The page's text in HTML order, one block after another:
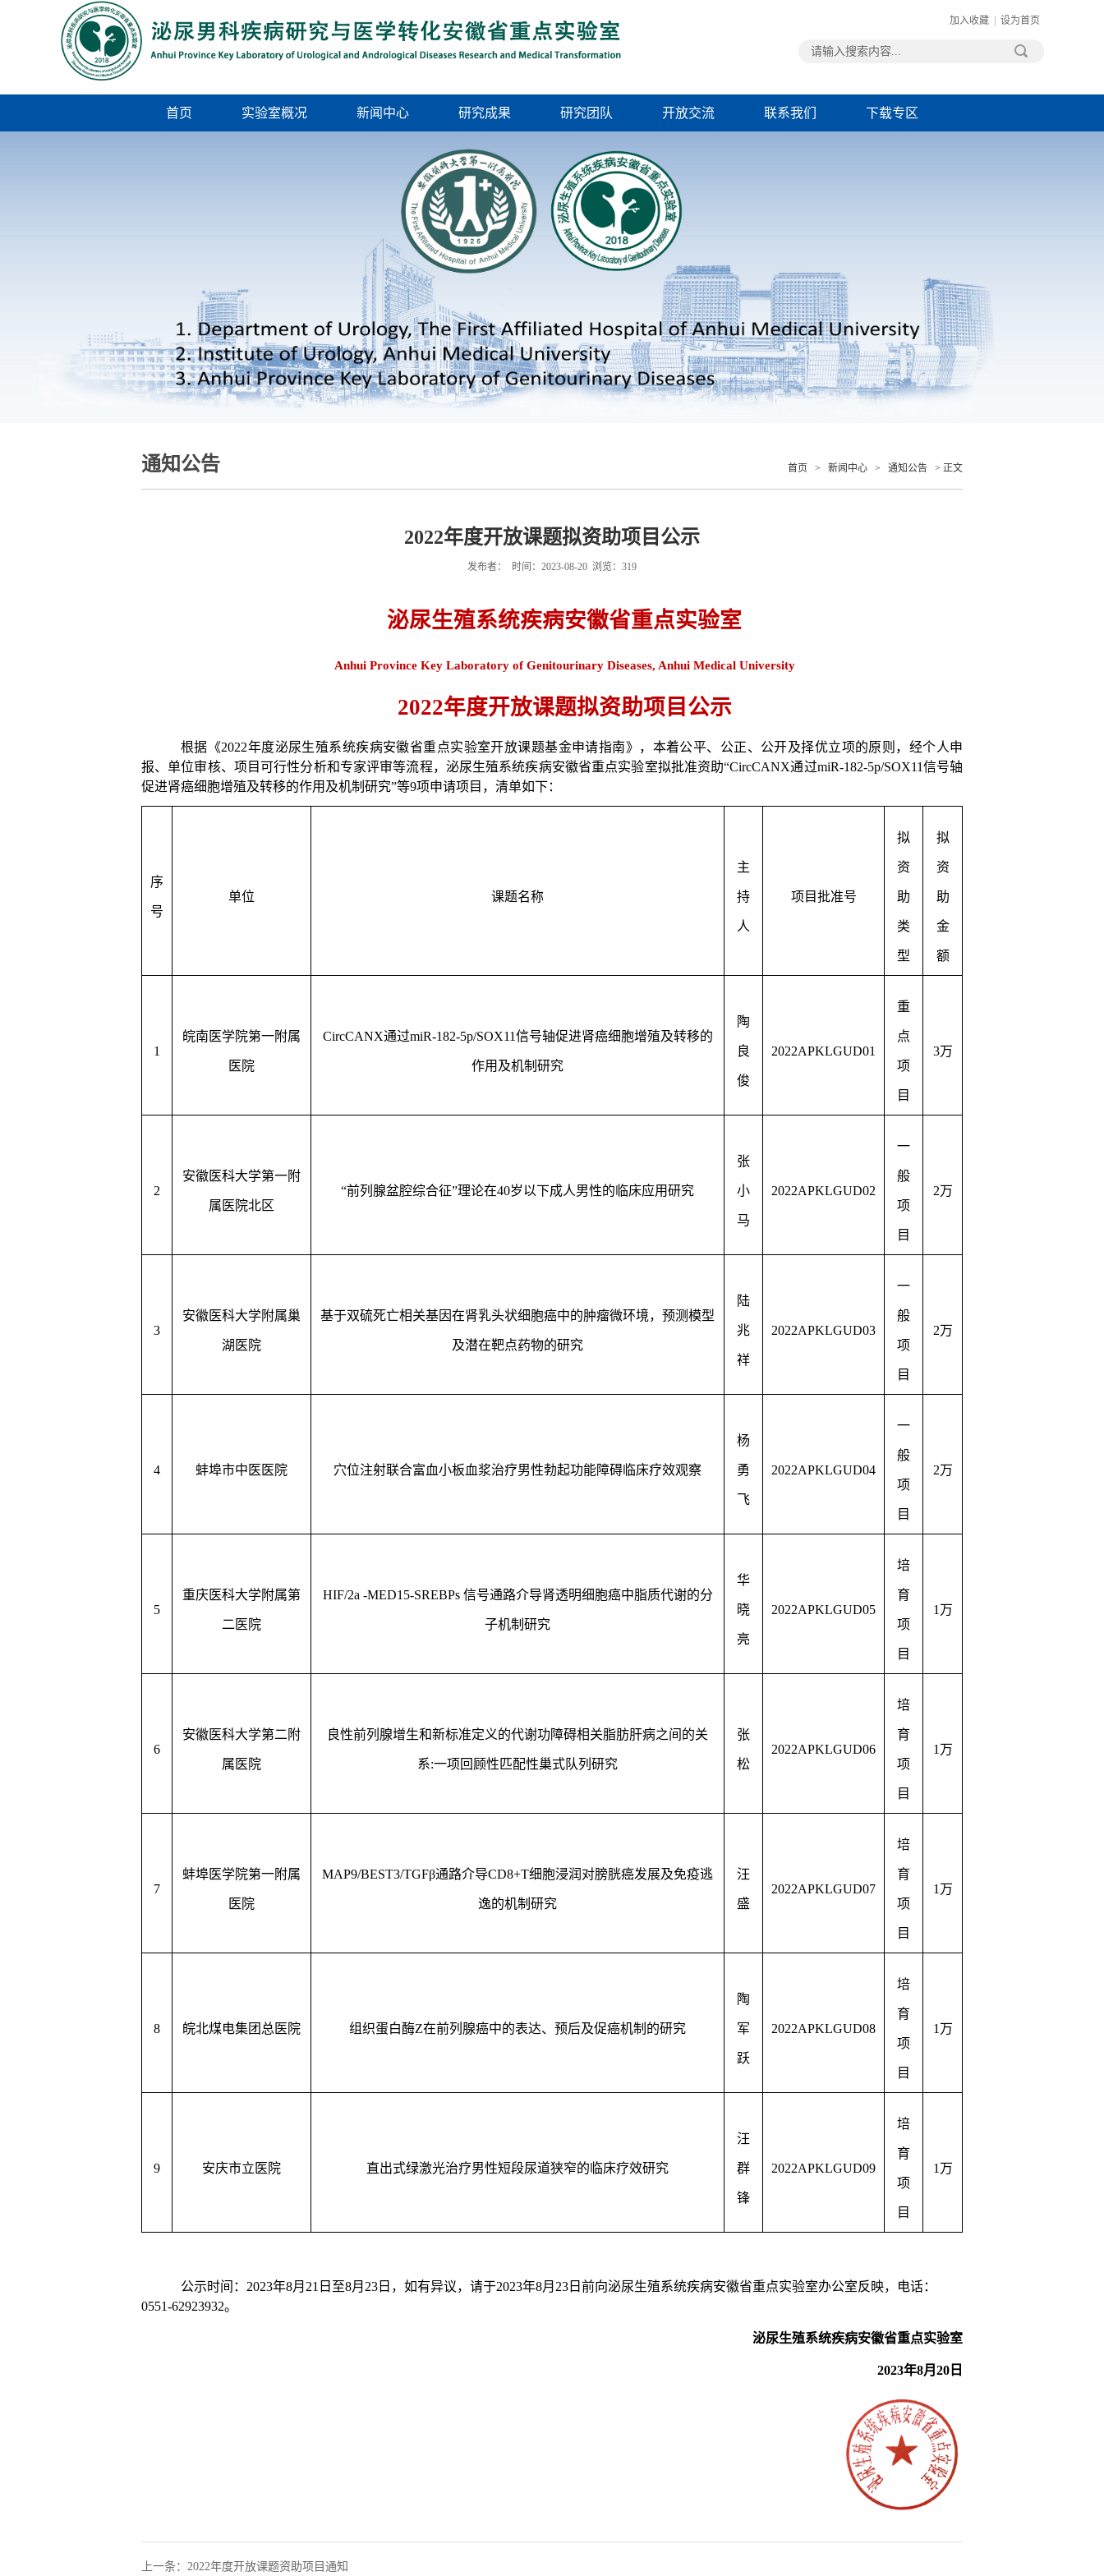
加入收藏 设为首页
首页 实验室概况 新闻中心 研究成果 研究团队 开放交流 联系我们 下载专区
通知公告 首页 > 新闻中心 > 通知公告 > 正文
2022年度开放课题拟资助项目公示
发布者： 时间：2023-08-20 浏览： 319
泌尿生殖系统疾病安徽省重点实验室
Anhui Province Key Laboratory of Genitourinary Diseases, Anhui Medical University
2022年度开放课题拟资助项目公示
根据《2022年度泌尿生殖系统疾病安徽省重点实验室开放课题基金申请指南》，本着公平、公正、公开及择优立项的原则，经个人申
报、单位审核、项目可行性分析和专家评审等流程，泌尿生殖系统疾病安徽省重点实验室拟批准资助“CircCANX通过miR-182-5p/SOX11信号轴
促进肾癌细胞增殖及转移的作用及机制研究”等9项申请项目，清单如下：
序
号
单位 课题名称
主
持
人
项目批准号
拟
资
助
类
型
拟
资
助
金
额
1
皖南医学院第一附属
医院
CircCANX通过miR-182-5p/SOX11信号轴促进肾癌细胞增殖及转移的
作用及机制研究
陶
良
俊
2022APKLGUD01
重
点
项
目
3万
2
安徽医科大学第一附
属医院北区
“前列腺盆腔综合征”理论在40岁以下成人男性的临床应用研究
张
小
马
2022APKLGUD02
一
般
项
目
2万
3
安徽医科大学附属巢
湖医院
基于双硫死亡相关基因在肾乳头状细胞癌中的肿瘤微环境，预测模型
及潜在靶点药物的研究
陆
兆
祥
2022APKLGUD03
一
般
项
目
2万
4 蚌埠市中医医院 穴位注射联合富血小板血浆治疗男性勃起功能障碍临床疗效观察
杨
勇
飞
2022APKLGUD04
一
般
项
目
2万
5
重庆医科大学附属第
二医院
HIF/2a -MED15-SREBPs 信号通路介导肾透明细胞癌中脂质代谢的分
子机制研究
华
晓
亮
2022APKLGUD05
培
育
项
目
1 万
6
安徽医科大学第二附
属医院
良性前列腺增生和新标准定义的代谢功障碍相关脂肪肝病之间的关
系:一项回顾性匹配性巢式队列研究
张
松
2022APKLGUD06
培
育
项
目
1 万
7
蚌埠医学院第一附属
医院
MAP9/BEST3/TGFβ通路介导CD8+T细胞浸润对膀胱癌发展及免疫逃
逸的机制研究
汪
盛
2022APKLGUD07
培
育
项
目
1 万
8 皖北煤电集团总医院 组织蛋白酶Z在前列腺癌中的表达、预后及促癌机制的研究
陶
军
跃
2022APKLGUD08
培
育
项
目
1 万
9 安庆市立医院 直出式绿激光治疗男性短段尿道狭窄的临床疗效研究
汪
群
锋
2022APKLGUD09
培
育
项
目
1 万
公示时间： 2023年8月 21 日至8月 23 日，如有异议，请于2023年8月 23 日前向泌尿生殖系统疾病安徽省重点实验室办公室反映，电话：
0551-62923932。
泌尿生殖系统疾病安徽省重点实验室
2023年8月 20 日
上一条：2022年度开放课题资助项目通知